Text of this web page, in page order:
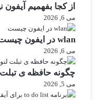
از کجا بفهمیم آیفون
می 6, 2026
wlan در ایفون چیست؟
می 6, 2026
چگونه حافظه ی تبلت
می 5, 2026